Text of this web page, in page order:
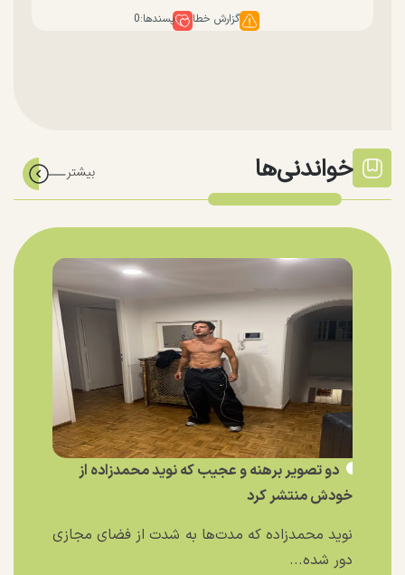
گزارش خطا پسندها:0
خواندنی‌ها
دو تصویر برهنه و عجیب که نوید محمدزاده از
خودش منتشر کرد
نوید محمدزاده که مدت‌ها به شدت از فضای مجازی
دور شده...